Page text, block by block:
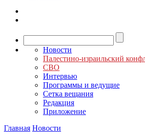
Новости
Палестино-израильский
СВО
Интервью
Программы и ведущие
Сетка вещания
Редакция
Приложение
Главная Новости